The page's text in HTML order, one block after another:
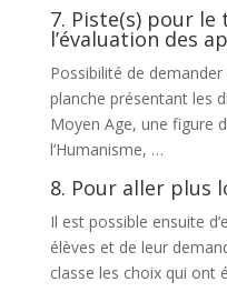
7. Piste(s) pour
l’évaluation des
Possibilité de
planche présentant les
Moyen Age, une figure
l’Humanisme, …
8. Pour aller plus
Il est possible ensuite
élèves et de leur
classe les choix qui ont